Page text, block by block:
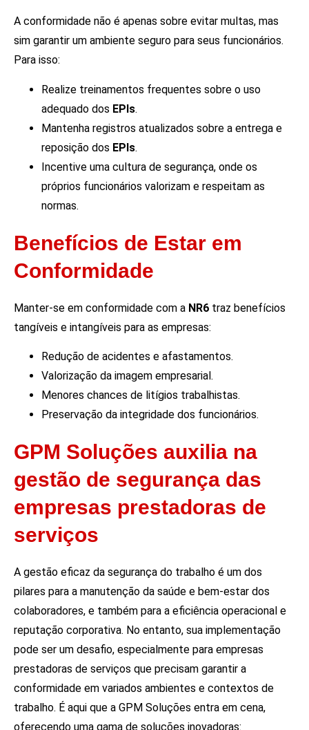
A conformidade não é apenas sobre evitar multas, mas
sim garantir um ambiente seguro para seus funcionários.
Para isso:
Realize treinamentos frequentes sobre o uso
adequado dos EPIs.
Mantenha registros atualizados sobre a entrega e
reposição dos EPIs.
Incentive uma cultura de segurança, onde os
próprios funcionários valorizam e respeitam as
normas.
Benefícios de Estar em
Conformidade
Manter-se em conformidade com a NR6 traz benefícios
tangíveis e intangíveis para as empresas:
Redução de acidentes e afastamentos.
Valorização da imagem empresarial.
Menores chances de litígios trabalhistas.
Preservação da integridade dos funcionários.
GPM Soluções auxilia na
gestão de segurança das
empresas prestadoras de
serviços
A gestão eficaz da segurança do trabalho é um dos
pilares para a manutenção da saúde e bem-estar dos
colaboradores, e também para a eficiência operacional e
reputação corporativa. No entanto, sua implementação
pode ser um desafio, especialmente para empresas
prestadoras de serviços que precisam garantir a
conformidade em variados ambientes e contextos de
trabalho. É aqui que a GPM Soluções entra em cena,
oferecendo uma gama de soluções inovadoras: